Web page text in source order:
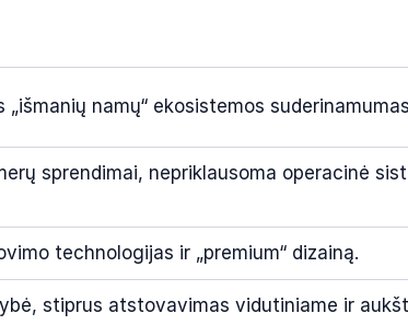
„išmanių namų“ ekosistemos
sprendimai, nepriklausoma operacinė
technologijas ir „premium“ dizainą.
stiprus atstovavimas vidutiniame ir